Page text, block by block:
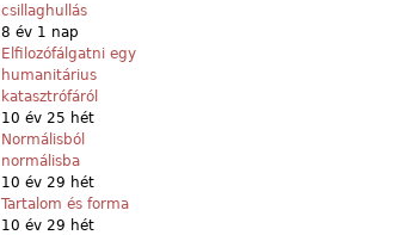
csillaghullás
8 év 1 nap
Elfilozófálgatni egy
humanitárius
katasztrófáról
10 év 25 hét
Normálisból
normálisba
10 év 29 hét
Tartalom és forma
10 év 29 hét